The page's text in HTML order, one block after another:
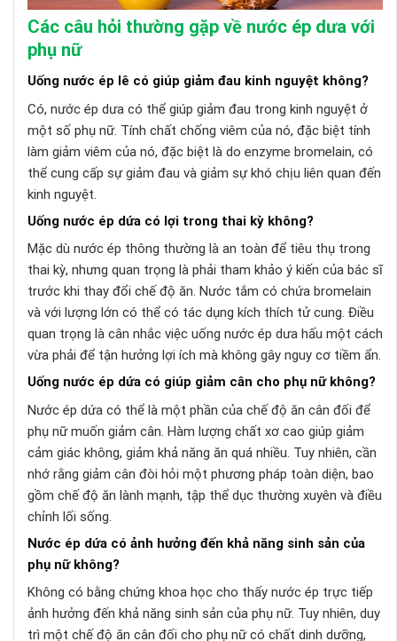
Các câu hỏi thường gặp về nước ép dưa với
phụ nữ
Uống nước ép lê có giúp giảm đau kinh nguyệt không?
Có, nước ép dưa có thể giúp giảm đau trong kinh nguyệt ở
một số phụ nữ. Tính chất chống viêm của nó, đặc biệt tính
làm giảm viêm của nó, đặc biệt là do enzyme bromelain, có
thể cung cấp sự giảm đau và giảm sự khó chịu liên quan đến
kinh nguyệt.
Uống nước ép dứa có lợi trong thai kỳ không?
Mặc dù nước ép thông thường là an toàn để tiêu thụ trong
thai kỳ, nhưng quan trọng là phải tham khảo ý kiến ​​​​của bác sĩ
trước khi thay đổi chế độ ăn. Nước tắm có chứa bromelain
và với lượng lớn có thể có tác dụng kích thích tử cung. Điều
quan trọng là cân nhắc việc uống nước ép dưa hấu một cách
vừa phải để tận hưởng lợi ích mà không gây nguy cơ tiềm ẩn.
Uống nước ép dứa có giúp giảm cân cho phụ nữ không?
Nước ép dứa có thể là một phần của chế độ ăn cân đối để
phụ nữ muốn giảm cân. Hàm lượng chất xơ cao giúp giảm
cảm giác không, giảm khả năng ăn quá nhiều. Tuy nhiên, cần
nhớ rằng giảm cân đòi hỏi một phương pháp toàn diện, bao
gồm chế độ ăn lành mạnh, tập thể dục thường xuyên và điều
chỉnh lối sống.
Nước ép dứa có ảnh hưởng đến khả năng sinh sản của
phụ nữ không?
Không có bằng chứng khoa học cho thấy nước ép trực tiếp
ảnh hưởng đến khả năng sinh sản của phụ nữ. Tuy nhiên, duy
trì một chế độ ăn cân đối cho phụ nữ có chất dinh dưỡng,